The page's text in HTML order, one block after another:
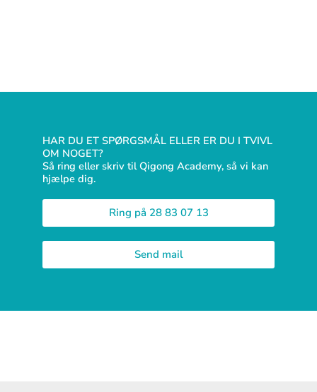
HAR DU ET SPØRGSMÅL ELLER ER DU I TVIVL
OM NOGET?
Så ring eller skriv til Qigong Academy, så vi kan
hjælpe dig.
Ring på 28 83 07 13
Send mail